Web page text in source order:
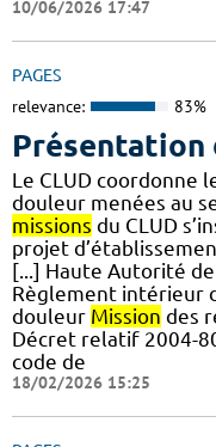
10/06/2026 17:47
PAGES
relevance: 83%
Présentation
Le CLUD coordonne
douleur menées au
missions du CLUD
projet
[...] Haute Autorité
Règlement intérieur
douleur Mission des
Décret relatif 2004-
code de
18/02/2026 15:25